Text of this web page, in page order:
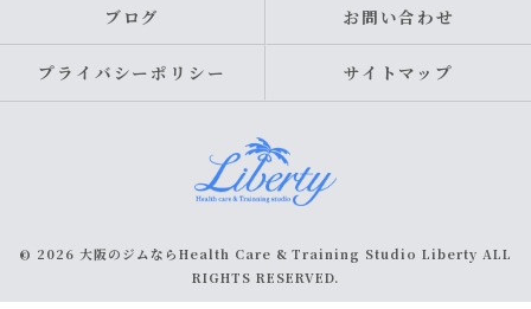
ブログ お問い合わせ
プライバシーポリシー サイトマップ
© 2026 大阪のジムならHealth Care & Training Studio Liberty ALL
RIGHTS RESERVED.